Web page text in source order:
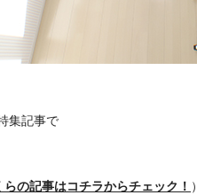
集記事で
の記事はコチラからチェック！ ）